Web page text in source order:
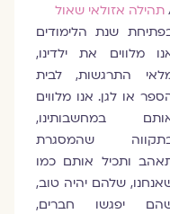
אזולאי שאול
שנת הלימודים
מלווים את ילדינו,
התרגשות, לבית
או לגן. אנו מלווים
במחשבותינו,
שהמסגרת
ותכיל אותם כמו
שלהם יהיה טוב,
יפגשו חברים,